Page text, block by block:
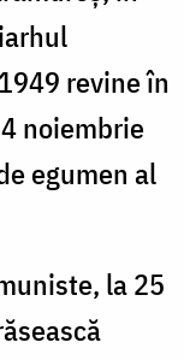
revine în
noiembrie
egumen al
la 25